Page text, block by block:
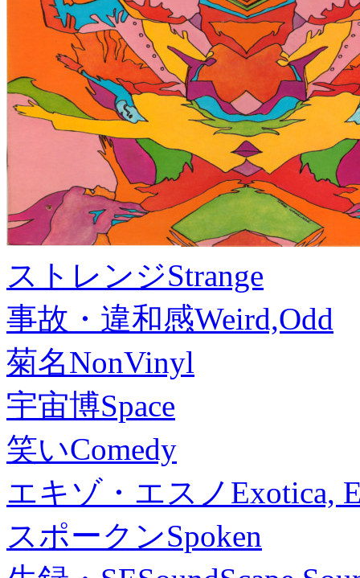
ストレンジStrange
事故・違和感Weird,Odd
菊名NonVinyl
宇宙博Space
笑いComedy
エキゾ・エスノ Exotica,
スポークンSpoken